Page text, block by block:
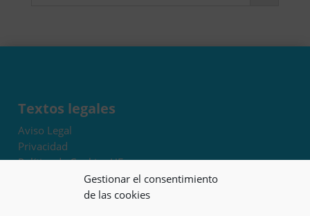
Gestionar el consentimiento
de las cookies
Textos legales
Aviso Legal
Privacidad
Política de Cookies UE
Términos y condiciones
Exoneración de responsabilidad